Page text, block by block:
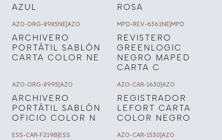
AZUL
ROSA
AZO-ORG-8985NE AZO
ARCHIVERO
PORTÁTIL SABLÓN
CARTA COLOR NE
MPD-REV-6361NE MPD
REVISTERO
GREENLOGIC
NEGRO MAPED
CARTA C
AZO-ORG-8995 AZO
ARCHIVERO
PORTÁTIL SABLÓN
OFICIO COLOR N
AZO-CAR-1630 AZO
REGISTRADOR
LEFORT CARTA
COLOR NEGRO
ESS-CAR-F219B ESS AZO-CAR-1530 AZO